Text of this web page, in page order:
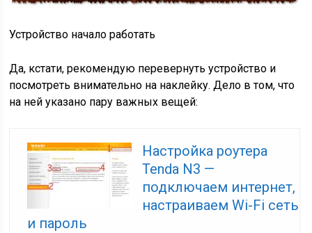
Устройство начало работать
Да, кстати, рекомендую перевернуть устройство и
посмотреть внимательно на наклейку. Дело в том, что
на ней указано пару важных вещей:
Настройка роутера
Tenda N3 —
подключаем интернет,
настраиваем Wi-Fі сеть
и пароль